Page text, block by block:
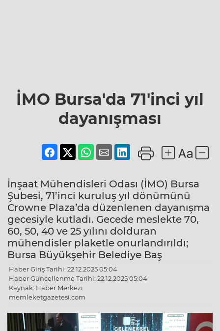
İMO Bursa'da 71'inci yıl
dayanışması
İnşaat Mühendisleri Odası (İMO) Bursa
Şubesi, 71’inci kuruluş yıl dönümünü
Crowne Plaza’da düzenlenen dayanışma
gecesiyle kutladı. Gecede meslekte 70,
60, 50, 40 ve 25 yılını dolduran
mühendisler plaketle onurlandırıldı;
Bursa Büyükşehir Belediye Baş
Haber Giriş Tarihi: 22.12.2025 05:04
Haber Güncellenme Tarihi: 22.12.2025 05:04
Kaynak: Haber Merkezi
memleketgazetesi.com